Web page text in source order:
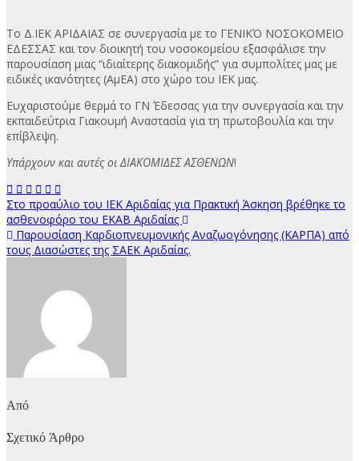
Το Δ.ΙΕΚ ΑΡΙΔΑΙΑΣ σε συνεργασία με το ΓΕΝΙΚΌ ΝΟΣΟΚΟΜΕΙΟ
ΕΔΕΣΣΑΣ και τον διοικητή του νοσοκομείου εξασφάλισε την
παρουσίαση μιας “ιδιαίτερης διακομιδής” για συμπολίτες μας με
ειδικές ικανότητες (ΑμΕΑ) στο χώρο του ΙΕΚ μας.
Ευχαριστούμε θερμά το ΓΝ Έδεσσας για την συνεργασία και την
εκπαιδεύτρια Γιακουμή Αναστασία για τη πρωτοβουλία και την
επίβλεψη.
Υπάρχουν και αυτές οι ΔΙΑΚΟΜΙΔΕΣ ΑΣΘΕΝΩΝ!
Πλοήγηση
άρθρων
Στο προαύλιο του ΙΕΚ Αριδαίας για Πρακτική Άσκηση βρέθηκε το
ασθενοφόρο του ΕΚΑΒ Αριδαίας
Παρουσίαση Καρδιοπνευμονικής Αναζωογόνησης (ΚΑΡΠΑ) από
τους Διασώστες της ΣΑΕΚ Αριδαίας.
Από
Σχετικό Άρθρο